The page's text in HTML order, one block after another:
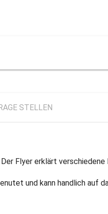
STELLEN
Flyer erklärt
und kann handlich auf